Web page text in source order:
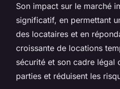
Son impact sur le marché
significatif, en permettant
des locataires et en
croissante de locations
sécurité et son cadre légal
parties et réduisent les